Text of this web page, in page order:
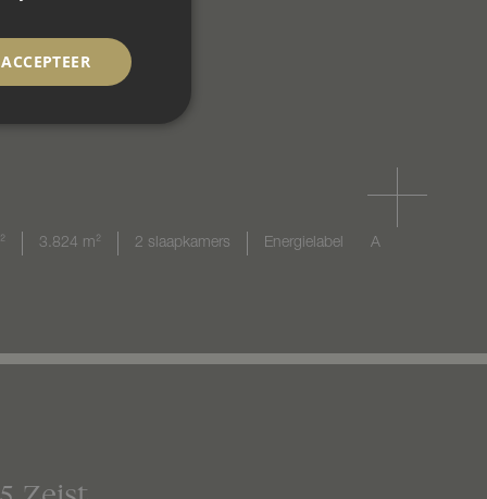
3.824 m² 2 slaapkamers Energielabel A
ACCEPTEER